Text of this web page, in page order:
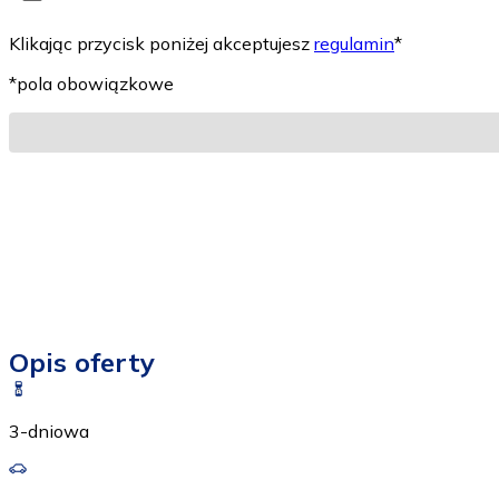
Klikając przycisk poniżej akceptujesz regulamin*
*pola obowiązkowe
Opis oferty
3-dniowa